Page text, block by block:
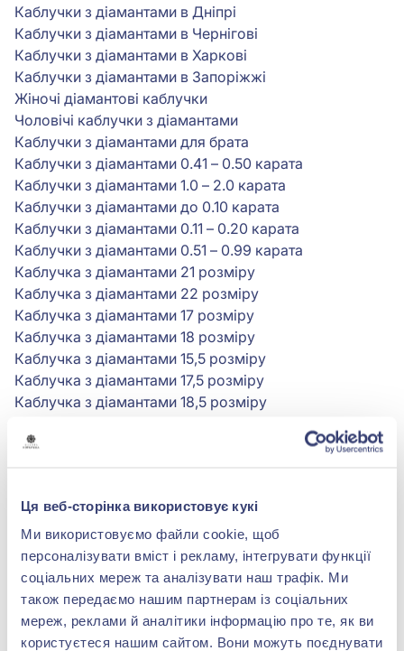
Ця веб-сторінка використовує кукі
Ми використовуємо файли cookie, щоб
персоналізувати вміст і рекламу, інтегрувати функції
соціальних мереж та аналізувати наш трафік. Ми
також передаємо нашим партнерам із соціальних
мереж, реклами й аналітики інформацію про те, як ви
користуєтеся нашим сайтом. Вони можуть поєднувати
Каблучки з діамантами в Дніпрі
Каблучки з діамантами в Чернігові
Каблучки з діамантами в Харкові
Каблучки з діамантами в Запоріжжі
Жіночі діамантові каблучки
Чоловічі каблучки з діамантами
Каблучки з діамантами для брата
Каблучки з діамантами 0.41 – 0.50 карата
Каблучки з діамантами 1.0 – 2.0 карата
Каблучки з діамантами до 0.10 карата
Каблучки з діамантами 0.11 – 0.20 карата
Каблучки з діамантами 0.51 – 0.99 карата
Каблучка з діамантами 21 розміру
Каблучка з діамантами 22 розміру
Каблучка з діамантами 17 розміру
Каблучка з діамантами 18 розміру
Каблучка з діамантами 15,5 розміру
Каблучка з діамантами 17,5 розміру
Каблучка з діамантами 18,5 розміру
Каблучка з діамантами 15 розміру
Каблучка з імітацією великого діаманта
Каблучка з великим діамантом
Класична каблучка з діамантами
Ажурна каблучка з діамантами
Каблучка солітер з діамантом
Каблучка з трьома діамантами
Весільна каблучка з діамантами